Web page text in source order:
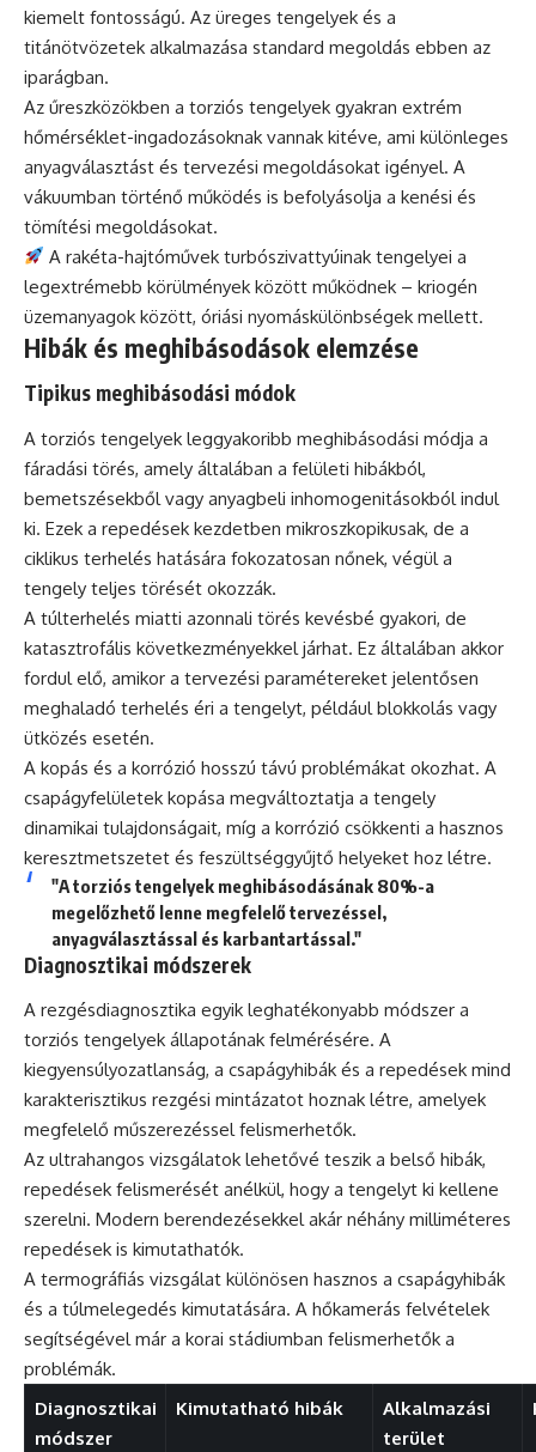
kiemelt fontosságú. Az üreges tengelyek és a
titánötvözetek alkalmazása standard megoldás ebben az
iparágban.
Az űreszközökben a torziós tengelyek gyakran extrém
hőmérséklet-ingadozásoknak vannak kitéve, ami különleges
anyagválasztást és tervezési megoldásokat igényel. A
vákuumban történő működés is befolyásolja a kenési és
tömítési megoldásokat.
A rakéta-hajtóművek turbószivattyúinak tengelyei a
legextrémebb körülmények között működnek – kriogén
üzemanyagok között, óriási nyomáskülönbségek mellett.
Hibák és meghibásodások elemzése
Tipikus meghibásodási módok
A torziós tengelyek leggyakoribb meghibásodási módja a
fáradási törés, amely általában a felületi hibákból,
bemetszésekből vagy anyagbeli inhomogenitásokból indul
ki. Ezek a repedések kezdetben mikroszkopikusak, de a
ciklikus terhelés hatására fokozatosan nőnek, végül a
tengely teljes törését okozzák.
A túlterhelés miatti azonnali törés kevésbé gyakori, de
katasztrofális következményekkel járhat. Ez általában akkor
fordul elő, amikor a tervezési paramétereket jelentősen
meghaladó terhelés éri a tengelyt, például blokkolás vagy
ütközés esetén.
A kopás és a korrózió hosszú távú problémákat okozhat. A
csapágyfelületek kopása megváltoztatja a tengely
dinamikai tulajdonságait, míg a korrózió csökkenti a hasznos
keresztmetszetet és feszültséggyűjtő helyeket hoz létre.
"A torziós tengelyek meghibásodásának 80%-a
megelőzhető lenne megfelelő tervezéssel,
anyagválasztással és karbantartással."
Diagnosztikai módszerek
A rezgésdiagnosztika egyik leghatékonyabb módszer a
torziós tengelyek állapotának felmérésére. A
kiegyensúlyozatlanság, a csapágyhibák és a repedések mind
karakterisztikus rezgési mintázatot hoznak létre, amelyek
megfelelő műszerezéssel felismerhetők.
Az ultrahangos vizsgálatok lehetővé teszik a belső hibák,
repedések felismerését anélkül, hogy a tengelyt ki kellene
szerelni. Modern berendezésekkel akár néhány milliméteres
repedések is kimutathatók.
A termográfiás vizsgálat különösen hasznos a csapágyhibák
és a túlmelegedés kimutatására. A hőkamerás felvételek
segítségével már a korai stádiumban felismerhetők a
problémák.
Diagnosztikai
módszer
Kimutatható hibák
Alkalmazási
terület